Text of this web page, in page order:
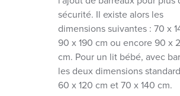
sécurité. Il existe alors les
dimensions suivantes : 70 x
90 x 190 cm ou encore 90 x
cm. Pour un lit bébé, avec
les deux dimensions
60 x 120 cm et 70 x 140 cm.